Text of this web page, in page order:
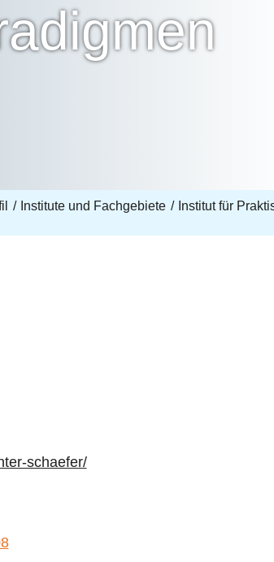
Institute und Fachgebiete Institut für
schaefer/